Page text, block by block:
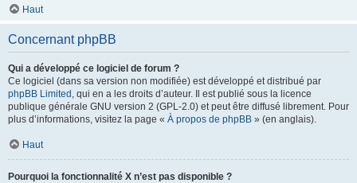
Haut
Concernant phpBB
Qui a développé ce logiciel de forum ?
Ce logiciel (dans sa version non modifiée) est développé et distribué par
phpBB Limited , qui en a les droits d’auteur. Il est publié sous la licence
publique générale GNU version 2 (GPL-2.0) et peut être diffusé librement. Pour
plus d’informations, visitez la page « À propos de phpBB » (en anglais).
Haut
Pourquoi la fonctionnalité X n’est pas disponible ?